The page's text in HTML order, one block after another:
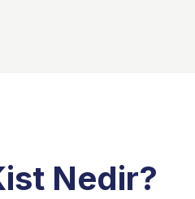
Nedir?